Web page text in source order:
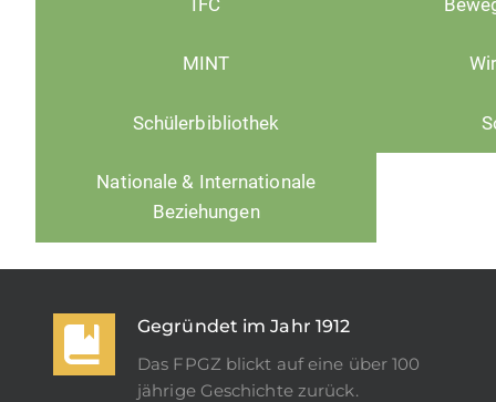
IFC
MINT
Schülerbibliothek
Nationale & Internationale
Beziehungen
Gegründet im Jahr 1912
Das FPGZ blickt auf eine über 100
jährige Geschichte zurück.